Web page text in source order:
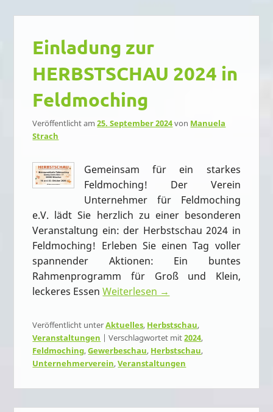
Einladung zur
HERBSTSCHAU 2024 in
Feldmoching
Veröffentlicht am25. September 2024von Manuela
Strach
Gemeinsam für ein starkes
Feldmoching! Der Verein
Unternehmer für Feldmoching
e.V. lädt Sie herzlich zu einer besonderen
Veranstaltung ein: der Herbstschau 2024 in
Feldmoching! Erleben Sie einen Tag voller
spannender Aktionen: Ein buntes
Rahmenprogramm für Groß und Klein,
leckeres EssenWeiterlesen →
Veröffentlicht unterAktuelles, Herbstschau,
Veranstaltungen |Verschlagwortet mit2024,
Feldmoching,Gewerbeschau, Herbstschau,
Unternehmerverein,Veranstaltungen